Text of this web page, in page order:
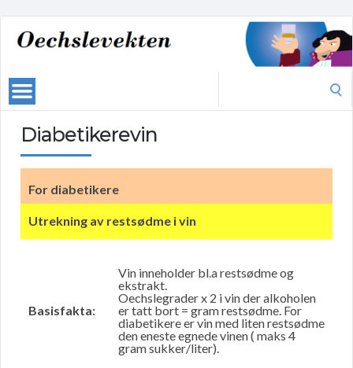
Diabetikerevin
For diabetikere
Utrekning av restsødme i vin
Basisfakta:
Vin inneholder bl.a restsødme og
ekstrakt.
Oechslegrader x 2 i vin der alkoholen
er tatt bort = gram restsødme. For
diabetikere er vin med liten restsødme
den eneste egnede vinen ( maks 4
gram sukker/liter).